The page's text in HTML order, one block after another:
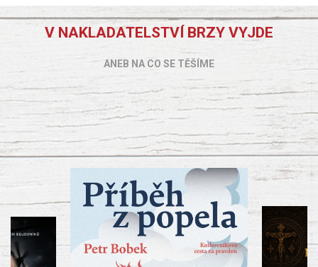
V NAKLADATELSTVÍ BRZY VYJDE
ANEB NA CO SE TĚŠÍME